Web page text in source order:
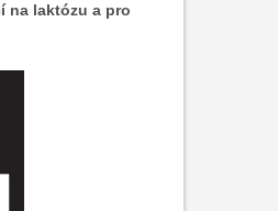
na laktózu a pro